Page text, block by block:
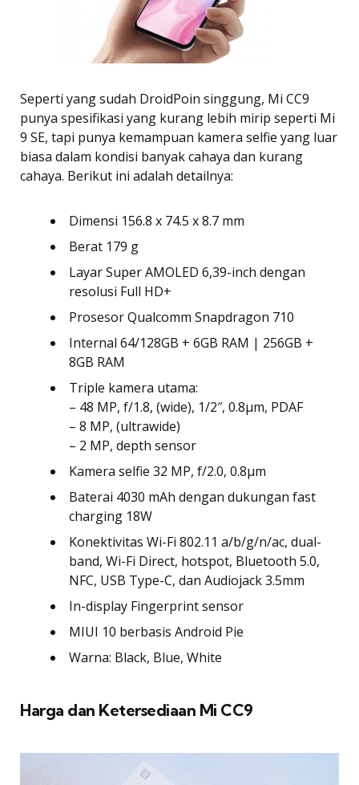
Seperti yang sudah DroidPoin singgung, Mi CC9
punya spesifikasi yang kurang lebih mirip seperti Mi
9 SE, tapi punya kemampuan kamera selfie yang luar
biasa dalam kondisi banyak cahaya dan kurang
cahaya. Berikut ini adalah detailnya:
Dimensi 156.8 x 74.5 x 8.7 mm
Berat 179 g
Layar Super AMOLED 6,39-inch dengan
resolusi Full HD+
Prosesor Qualcomm Snapdragon 710
Internal 64/128GB + 6GB RAM | 256GB +
8GB RAM
Triple kamera utama:
– 48 MP, f/1.8, (wide), 1/2″, 0.8µm, PDAF
– 8 MP, (ultrawide)
– 2 MP, depth sensor
Kamera selfie 32 MP, f/2.0, 0.8µm
Baterai 4030 mAh dengan dukungan fast
charging 18W
Konektivitas Wi-Fi 802.11 a/b/g/n/ac, dual-
band, Wi-Fi Direct, hotspot, Bluetooth 5.0,
NFC, USB Type-C, dan Audiojack 3.5mm
In-display Fingerprint sensor
MIUI 10 berbasis Android Pie
Warna: Black, Blue, White
Harga dan Ketersediaan Mi CC9